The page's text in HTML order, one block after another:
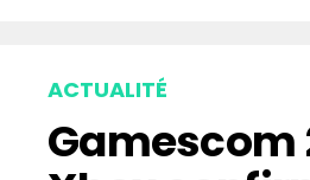
ACTUALITÉ
Gamescom